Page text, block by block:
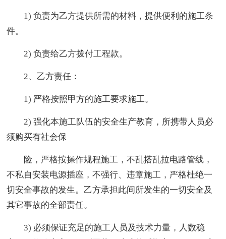
1) 负责为乙方提供所需的材料，提供便利的施工条
件。
2) 负责给乙方拨付工程款。
2、乙方责任：
1) 严格按照甲方的施工要求施工。
2) 强化本施工队伍的安全生产教育，所携带人员必
须购买有社会保
险，严格按操作规程施工，不乱搭乱拉电路管线，
不私自安装电源插座，不强行、违章施工，严格杜绝一
切安全事故的发生。乙方承担此间所发生的一切安全及
其它事故的全部责任。
3) 必须保证充足的施工人员及技术力量，人数稳